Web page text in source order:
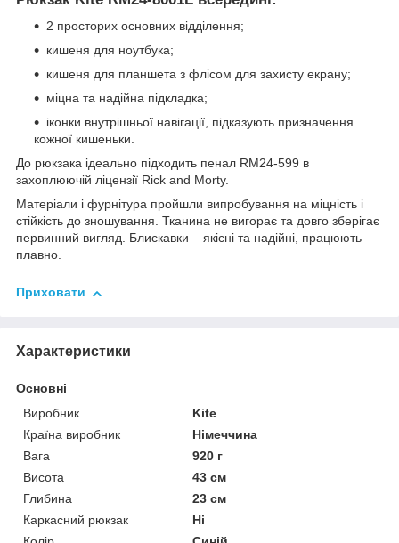
2 просторих основних відділення;
кишеня для ноутбука;
кишеня для планшета з флісом для захисту екрану;
міцна та надійна підкладка;
іконки внутрішньої навігації, підказують призначення
кожної кишеньки.
До рюкзака ідеально підходить пенал RM24-599 в
захоплюючій ліцензії Rick and Morty.
Матеріали і фурнітура пройшли випробування на міцність і
стійкість до зношування. Тканина не вигорає та довго зберігає
первинний вигляд. Блискавки – якісні та надійні, працюють
плавно.
Приховати
Характеристики
Основні
Виробник
Kite
Країна виробник
Німеччина
Вага
920 г
Висота
43 см
Глибина
23 см
Каркасний рюкзак
Ні